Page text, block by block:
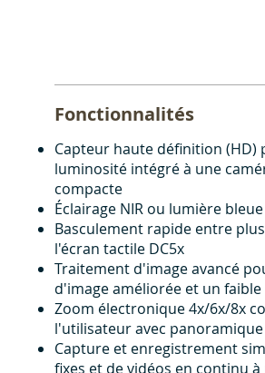
Fonctionnalités
Capteur haute définition (HD)
luminosité intégré à une
compacte
Éclairage NIR ou lumière
Basculement rapide entre
l'écran tactile DC5x
Traitement d'image avancé
d'image améliorée et un
Zoom électronique 4x/6x/8x
l'utilisateur avec panoramique
Capture et enregistrement
fixes et de vidéos en continu